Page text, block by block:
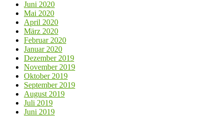
Juni 2020
Mai 2020
April 2020
März 2020
Februar 2020
Januar 2020
Dezember 2019
November 2019
Oktober 2019
September 2019
August 2019
Juli 2019
Juni 2019